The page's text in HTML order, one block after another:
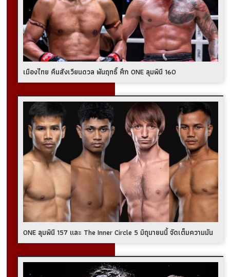
เมืองไทย คืนสังเวียนดวล พันฤทธิ์ ศึก ONE ลุมพินี 160
ONE ลุมพินี 157 และ The Inner Circle 5 มิถุนายนนี้ จัดเต็มความมัน